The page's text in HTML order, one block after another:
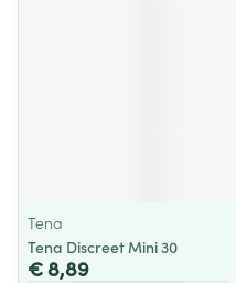
Tena
Tena Discreet Mini 30
€ 8,89